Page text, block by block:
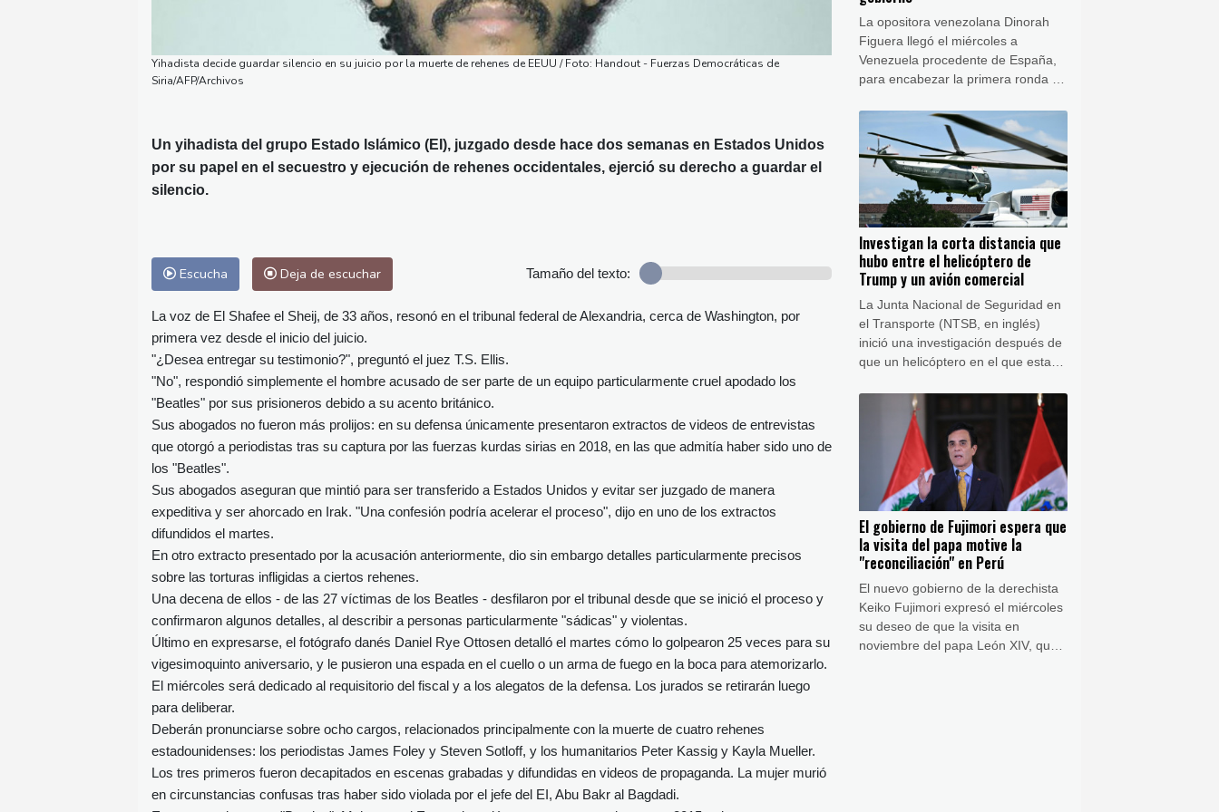
Yihadista decide guardar silencio en su juicio por la muerte de rehenes de EEUU / Foto: Handout - Fuerzas Democráticas de
Siria/AFP/Archivos
Un yihadista del grupo Estado Islámico (EI), juzgado desde hace dos semanas en Estados Unidos
por su papel en el secuestro y ejecución de rehenes occidentales, ejerció su derecho a guardar el
silencio.
Escucha Deja de escuchar Tamaño del texto:
La voz de El Shafee el Sheij, de 33 años, resonó en el tribunal federal de Alexandria, cerca de Washington, por
primera vez desde el inicio del juicio.
"¿Desea entregar su testimonio?", preguntó el juez T.S. Ellis.
"No", respondió simplemente el hombre acusado de ser parte de un equipo particularmente cruel apodado los
"Beatles" por sus prisioneros debido a su acento británico.
Sus abogados no fueron más prolijos: en su defensa únicamente presentaron extractos de videos de entrevistas
que otorgó a periodistas tras su captura por las fuerzas kurdas sirias en 2018, en las que admitía haber sido uno de
los "Beatles".
Sus abogados aseguran que mintió para ser transferido a Estados Unidos y evitar ser juzgado de manera
expeditiva y ser ahorcado en Irak. "Una confesión podría acelerar el proceso", dijo en uno de los extractos
difundidos el martes.
En otro extracto presentado por la acusación anteriormente, dio sin embargo detalles particularmente precisos
sobre las torturas infligidas a ciertos rehenes.
Una decena de ellos - de las 27 víctimas de los Beatles - desfilaron por el tribunal desde que se inició el proceso y
confirmaron algunos detalles, al describir a personas particularmente "sádicas" y violentas.
Último en expresarse, el fotógrafo danés Daniel Rye Ottosen detalló el martes cómo lo golpearon 25 veces para su
vigesimoquinto aniversario, y le pusieron una espada en el cuello o un arma de fuego en la boca para atemorizarlo.
El miércoles será dedicado al requisitorio del fiscal y a los alegatos de la defensa. Los jurados se retirarán luego
para deliberar.
Deberán pronunciarse sobre ocho cargos, relacionados principalmente con la muerte de cuatro rehenes
estadounidenses: los periodistas James Foley y Steven Sotloff, y los humanitarios Peter Kassig y Kayla Mueller.
Los tres primeros fueron decapitados en escenas grabadas y difundidas en videos de propaganda. La mujer murió
en circunstancias confusas tras haber sido violada por el jefe del EI, Abu Bakr al Bagdadi.
La opositora venezolana Dinorah
Figuera llegó el miércoles a
Venezuela procedente de España,
para encabezar la primera ronda de
interino para alcanzar una
transición política, en un proceso
respaldado por Estados Unidos.
Investigan la corta distancia que
hubo entre el helicóptero de
Trump y un avión comercial
La Junta Nacional de Seguridad en
el Transporte (NTSB, en inglés)
inició una investigación después de
que un helicóptero en el que estaba
avión comercial se acercaran más
de lo debido en el aire el martes.
El gobierno de Fujimori espera que
la visita del papa motive la
"reconciliación" en Perú
El nuevo gobierno de la derechista
Keiko Fujimori expresó el miércoles
su deseo de que la visita en
noviembre del papa León XIV, que